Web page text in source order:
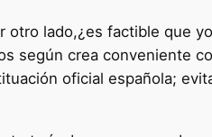
lado,¿es factible que
según crea conveniente
oficial española;